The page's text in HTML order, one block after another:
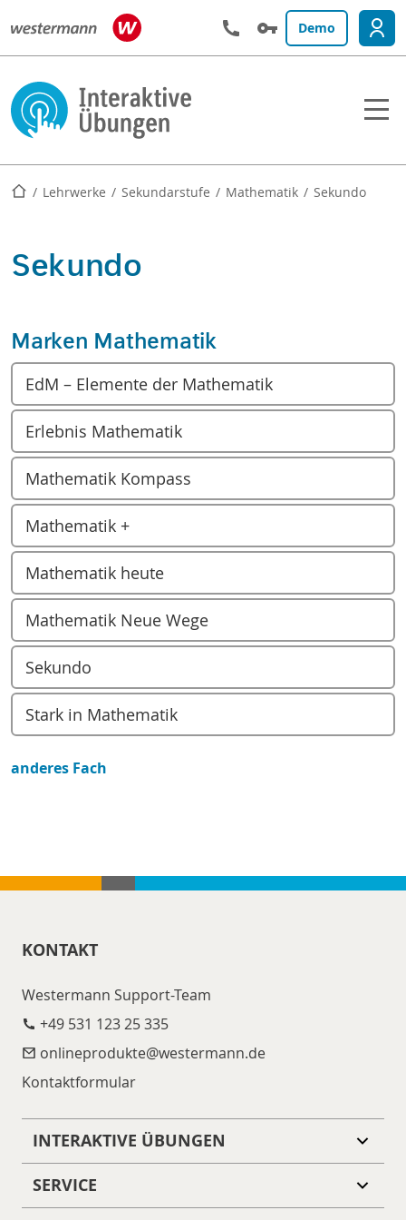
Demo
Startseite
Lehrwerke Sekundarstufe Mathematik Sekundo
Sekundo
Marken Mathematik
EdM – Elemente der Mathematik
Erlebnis Mathematik
Mathematik Kompass
Mathematik +
Mathematik heute
Mathematik Neue Wege
Sekundo
Stark in Mathematik
anderes Fach
KONTAKT
Westermann Support-Team
+49 531 123 25 335
onlineprodukte@​westermann.de
Kontaktformular
INTERAKTIVE ÜBUNGEN
SERVICE